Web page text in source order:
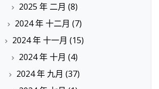
2025 年 二月 (8)
2024 年 十二月 (7)
2024 年 十一月 (15)
2024 年 十月 (4)
2024 年 九月 (37)